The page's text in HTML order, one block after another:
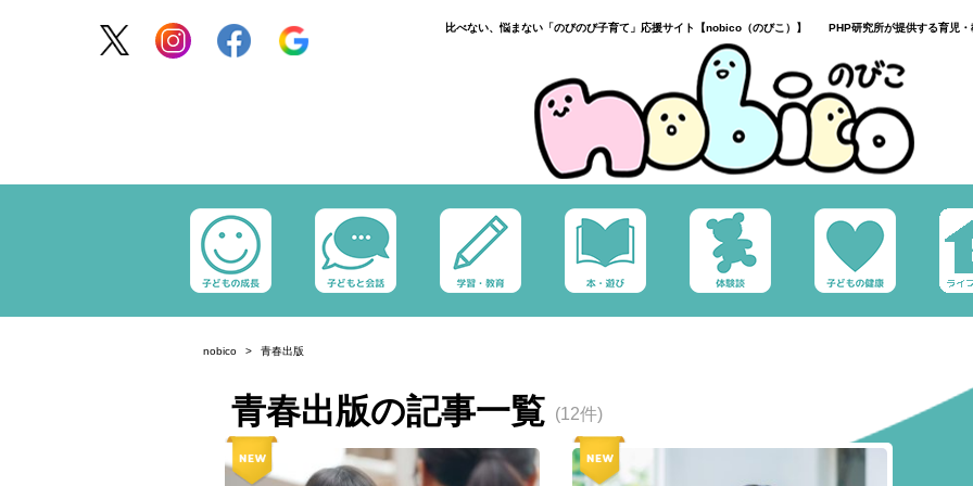
比べない、悩まない「のびのび子育て」応援サイト【nobico（のびこ）】 PHP研究所が提供する育児・
nobico 青春出版
青春出版の記事一覧 (12件)